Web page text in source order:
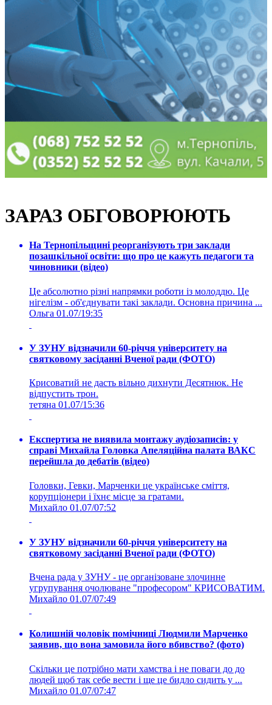
ЗАРАЗ ОБГОВОРЮЮТЬ
На Тернопільщині реорганізують три заклади
позашкільної освіти: що про це кажуть педагоги та
чиновники (відео)
Це абсолютно різні напрямки роботи із молоддю. Це
нігелізм - об'єднувати такі заклади. Основна причина ...
Ольга 01.07/19:35
У ЗУНУ відзначили 60-річчя університету на
святковому засіданні Вченої ради (ФОТО)
Крисоватий не дасть вільно дихнути Десятнюк. Не
відпустить трон.
тетяна 01.07/15:36
Експертиза не виявила монтажу аудіозаписів: у
справі Михайла Головка Апеляційна палата ВАКС
перейшла до дебатів (відео)
Головки, Гевки, Марченки це українське сміття,
корупціонери і їхнє місце за гратами.
Михайло 01.07/07:52
У ЗУНУ відзначили 60-річчя університету на
святковому засіданні Вченої ради (ФОТО)
Вчена рада у ЗУНУ - це організоване злочинне
угрупування очолюване "професором" КРИСОВАТИМ.
Михайло 01.07/07:49
Колишній чоловік помічниці Людмили Марченко
заявив, що вона замовила його вбивство? (фото)
Скільки це потрібно мати хамства і не поваги до до
людей щоб так себе вести і ще це бидло сидить у ...
Михайло 01.07/07:47